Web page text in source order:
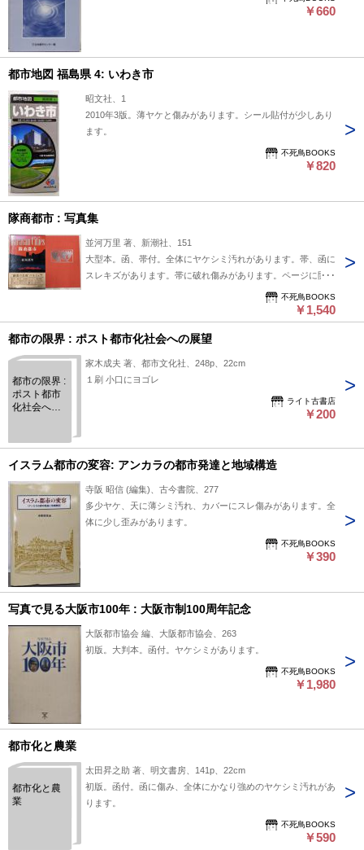
￥660
都市地図 福島県 4: いわき市
昭文社、1
2010年3版。薄ヤケと傷みがあります。シール貼付が少しあり
ます。
不死鳥BOOKS
￥820
隊商都市 : 写真集
並河万里 著、新潮社、151
大型本。函、帯付。全体にヤケシミ汚れがあります。帯、函に
スレキズがあります。帯に破れ傷みがあります。ページに開き
不死鳥BOOKS
￥1,540
都市の限界 : ポスト都市化社会への展望
都市の限界 :
ポスト都市
化社会への
家木成夫 著、都市文化社、248p、22cm
１刷 小口にヨゴレ
ライト古書店
￥200
イスラム都市の変容: アンカラの都市発達と地域構造
寺阪 昭信 (編集)、古今書院、277
多少ヤケ、天に薄シミ汚れ、カバーにスレ傷みがあります。全
体に少し歪みがあります。
不死鳥BOOKS
￥390
写真で見る大阪市100年 : 大阪市制100周年記念
大阪都市協会 編、大阪都市協会、263
初版。大判本。函付。ヤケシミがあります。
不死鳥BOOKS
￥1,980
都市化と農業
都市化と農
業
太田昇之助 著、明文書房、141p、22cm
初版。函付。函に傷み、全体にかなり強めのヤケシミ汚れがあ
ります。
不死鳥BOOKS
￥590